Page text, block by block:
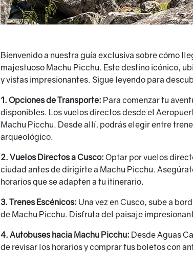
Bienvenido a nuestra guía exclusiva sobre cómo
majestuoso Machu Picchu. Este destino icónico,
y vistas impresionantes. Sigue leyendo para
1. Opciones de Transporte: Para comenzar tu
disponibles. Los vuelos directos desde el
Machu Picchu. Desde allí, podrás elegir entre
arqueológico.
2. Vuelos Directos a Cusco: Optar por vuelos
ciudad antes de dirigirte a Machu Picchu.
horarios que se adapten a tu itinerario.
3. Trenes Escénicos: Una vez en Cusco, sube a
de Machu Picchu. Disfruta del paisaje
4. Autobuses hacia Machu Picchu: Desde Aguas
de revisar los horarios y comprar tus boletos con